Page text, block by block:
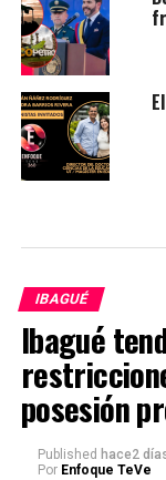
IBAGUÉ
Ibagué
posesión
Published hace2
Por Enfoque TeVe